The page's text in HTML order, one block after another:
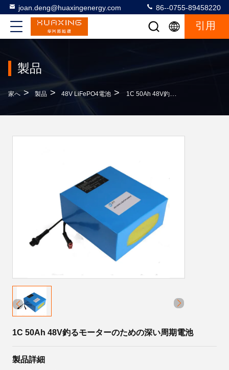
joan.deng@huaxingenergy.com 86--0755-89458220
引用
製品
家へ > 製品 > 48V LiFePO4電池 > 1C 50Ah 48V釣るモーターのための深い周期電池
1C 50Ah 48V釣るモーターのための深い周期電池
製品詳細